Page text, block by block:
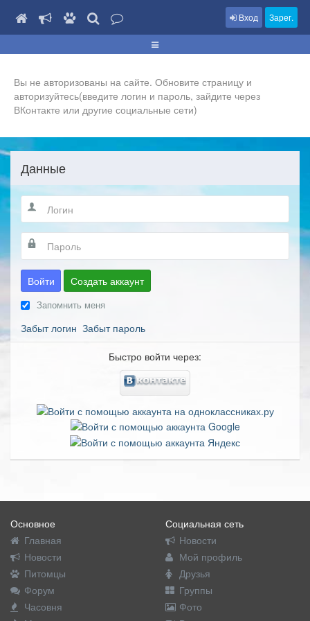
Вход Зарег.
Вы не авторизованы на сайте. Обновите страницу и
авторизуйтесь(введите логин и пароль, зайдите через
ВКонтакте или другие социальные сети)
Данные
Войти Создать аккаунт
Запомнить меня
Забыт логин Забыт пароль
Быстро войти через:
Основное
Главная
Новости
Питомцы
Форум
Часовня
Социальная сеть
Новости
Мой профиль
Друзья
Группы
Фото